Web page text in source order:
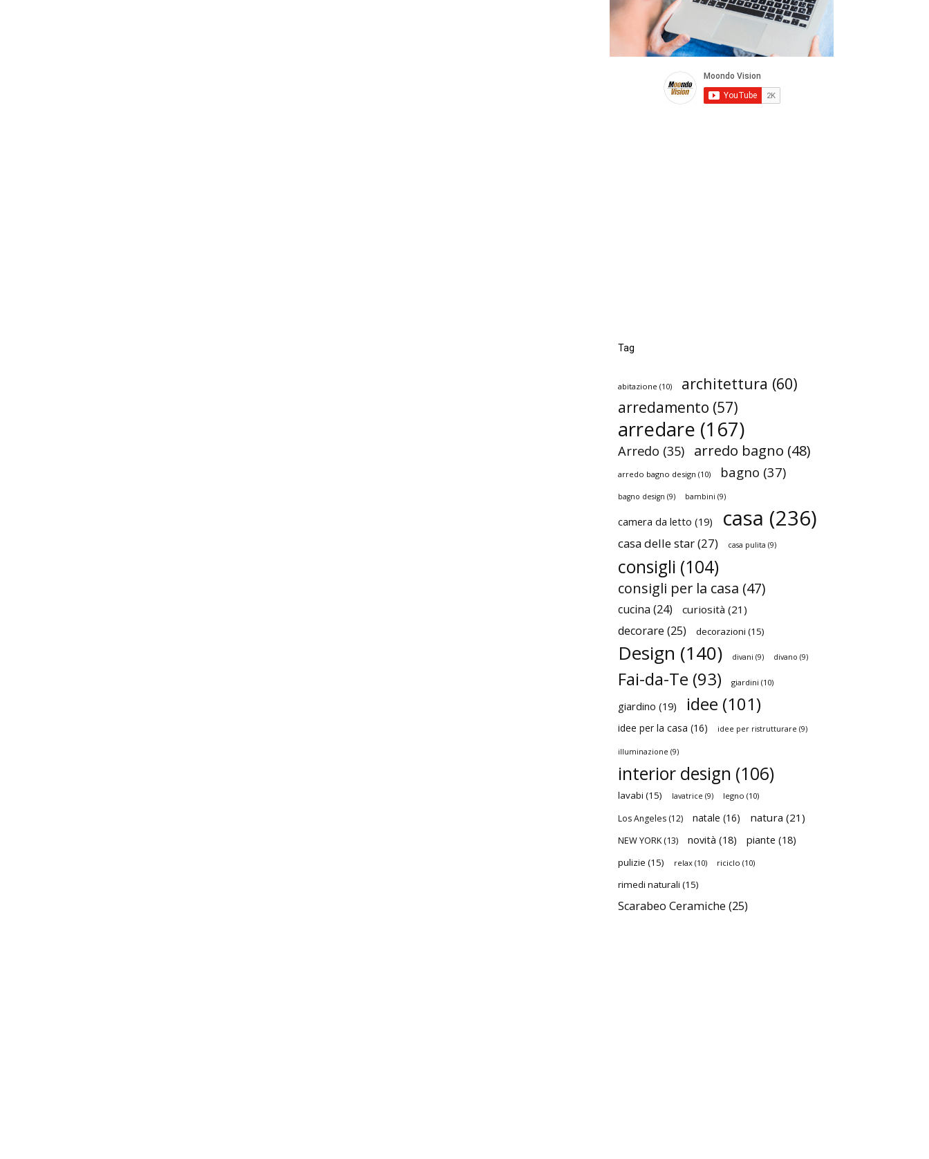
Tag
abitazione (10) architettura (60)
arredamento (57)
arredare (167)
Arredo (35) arredo bagno (48)
arredo bagno design (10) bagno (37)
bagno design (9) bambini (9)
camera da letto (19) casa (236)
casa delle star(27) casa pulita (9)
consigli (104)
consigli per la casa (47)
cucina (24) curiosità (21)
decorare (25) decorazioni (15)
Design (140) divani (9) divano (9)
Fai-da-Te (93) giardini (10)
giardino (19) idee (101)
idee per la casa (16) idee per ristrutturare (9)
illuminazione (9)
interior design (106)
lavabi (15) lavatrice (9) legno (10)
Los Angeles (12) natale (16) natura (21)
NEW YORK(13) novità (18) piante (18)
pulizie (15) relax (10) riciclo (10)
rimedi naturali (15)
Scarabeo Ceramiche (25)